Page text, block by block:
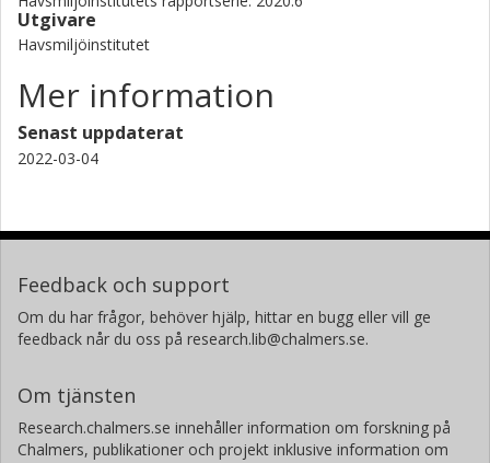
Utgivare
Havsmiljöinstitutet
Mer information
Senast uppdaterat
2022-03-04
Feedback och support
Om du har frågor, behöver hjälp, hittar en bugg eller vill ge
feedback når du oss på research.lib@chalmers.se.
Om tjänsten
Research.chalmers.se innehåller information om forskning på
Chalmers, publikationer och projekt inklusive information om